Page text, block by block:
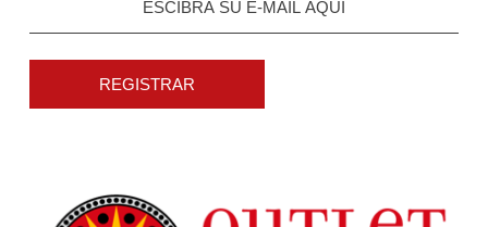
REGISTRAR